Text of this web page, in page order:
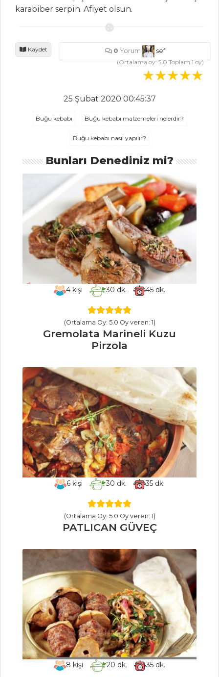
Ispanaklı Kumpir
Sebze Yemekleri
İÇECEKLER
Demirhindi
Safran Şerbeti
İçecekler Tüm
Tarifleri
PILAV VE
MAKARNA
Şehriyeli Kuzu
Güveç
TAZE FASULYELİ
BULGUR PİLAVI
Tüm Tarifleri
HAMUR İŞLERI
ELMALI VE
BÖĞÜRTLENLİ
GALETTE
ÇERKEZ
PEYNİRLİ VE
KİVİLİ VE LORLU
TART
Tarifleri
MEZELER
BİBER SOSLU
KARİDES
Marinara Soslu
Arancini
Peynirli Girit
karabiber serpin. Afiyet olsun.
Kaydet 0 Yorum
sef
(Ortalama oy:5.0Toplam1oy)
25 Şubat 2020 00:45:37
Buğu kebabı Buğu kebabı malzemeleri nelerdir?
Buğu kebabı nasıl yapılır?
Bunları Denediniz mi?
4kişi 30 dk. 45 dk.
(Ortalama Oy: 5.0 Oy veren: 1)
Gremolata Marineli Kuzu
Pirzola
6kişi 30 dk. 35 dk.
(Ortalama Oy: 5.0 Oy veren: 1)
PATLICAN GÜVEÇ
8 kişi 20 dk. 35 dk.